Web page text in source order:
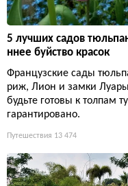
5 лучших садов
ннее буйство красок
Французские сады
риж, Лион и замки
будьте готовы к толпам
гарантировано.
Путешествия 13 474